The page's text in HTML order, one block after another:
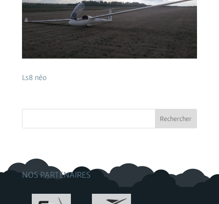
Ls8 néo
NOS PARTENAIRES